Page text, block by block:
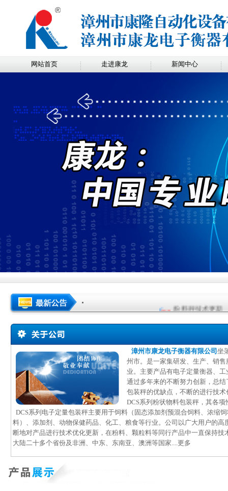
网站首页 走进康龙 新闻中心
粉料秤技术更新
漳州市康龙电子衡器有限公司 坐
州市。是一家集研发、生产、销
业。主要产品有电子定量衡器、
通过多年来的不断努力创新，总
包装秤的优缺点，不断的进行技
DCS系列粉状物料包装秤，其各
DCS系列电子定量包装秤主要用于饲料（固态添加剂预混合饲料、浓缩
料）、添加剂、动物保健药品、化工、粮食等行业。公司以广大用户的高
断地对产品进行技术优化更新，在粉料、颗粒料等同行产品中一直保持技
大陆二十多个省份及非洲、中东、东南亚、澳洲等国家....更多